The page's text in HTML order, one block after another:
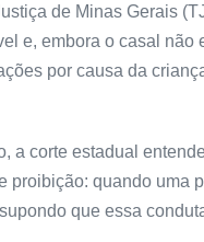
de Minas Gerais
e, embora o casal não
por causa da
a corte estadual
proibição: quando uma
que essa